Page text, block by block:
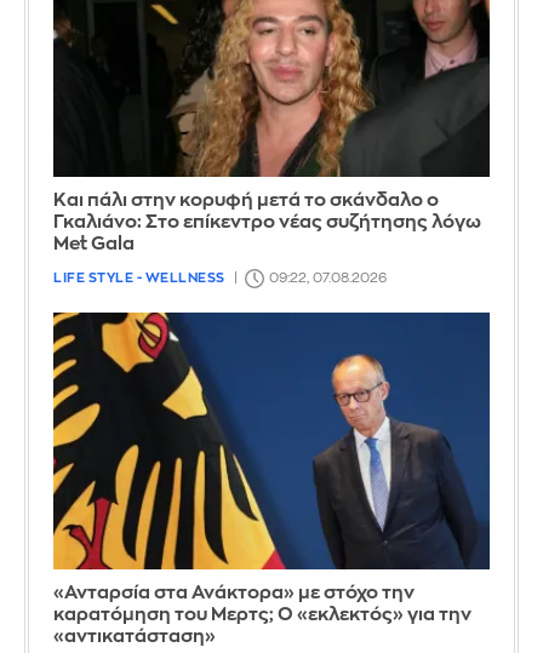
Και πάλι στην κορυφή μετά το σκάνδαλο ο
Γκαλιάνο: Στο επίκεντρο νέας συζήτησης λόγω
Met Gala
LIFE STYLE - WELLNESS 09:22, 07.08.2026
«Ανταρσία στα Ανάκτορα» με στόχο την
καρατόμηση του Μερτς; Ο «εκλεκτός» για την
«αντικατάσταση»